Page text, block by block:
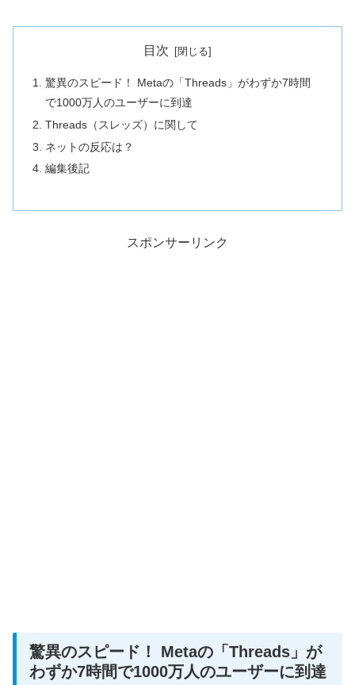
目次
驚異のスピード！ Metaの「Threads」がわずか7時間
で1000万人のユーザーに到達
Threads（スレッズ）に関して
ネットの反応は？
編集後記
スポンサーリンク
驚異のスピード！ Metaの「Threads」が
わずか7時間で1000万人のユーザーに到達